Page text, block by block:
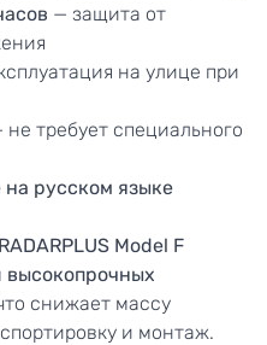
— защита от
на улице при
не требует специального
русском языке
RADARPLUS Model F
высокопрочных
снижает массу
и монтаж.